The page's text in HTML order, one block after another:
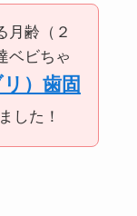
月齢（２
ベビちゃ
）歯固
した！